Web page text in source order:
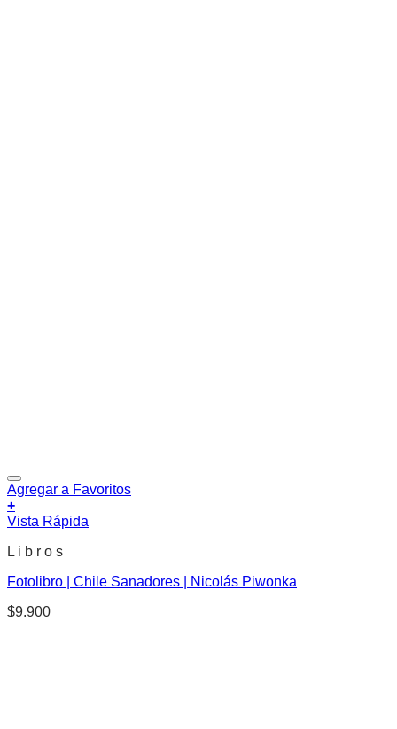
Agregar a Favoritos
+
Vista Rápida
L i b r o s
Fotolibro | Chile Sanadores | Nicolás Piwonka
$9.900